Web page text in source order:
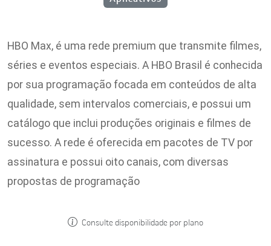
HBO Max, é uma rede premium que transmite filmes,
séries e eventos especiais. A HBO Brasil é conhecida
por sua programação focada em conteúdos de alta
qualidade, sem intervalos comerciais, e possui um
catálogo que inclui produções originais e filmes de
sucesso. A rede é oferecida em pacotes de TV por
assinatura e possui oito canais, com diversas
propostas de programação
Consulte disponibilidade por plano